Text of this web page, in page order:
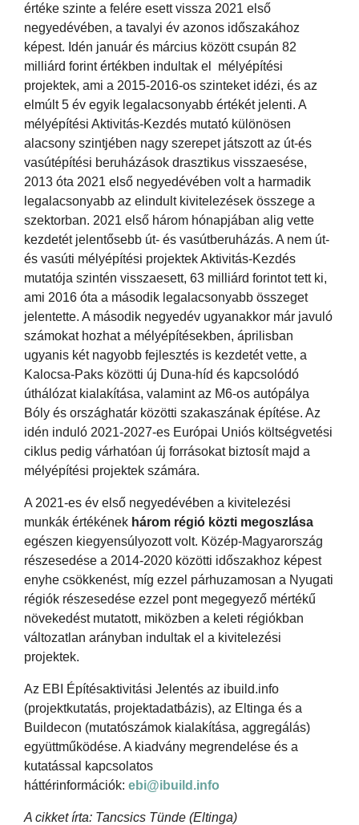
értéke szinte a felére esett vissza 2021 első
negyedévében, a tavalyi év azonos időszakához
képest. Idén január és március között csupán 82
milliárd forint értékben indultak el mélyépítési
projektek, ami a 2015-2016-os szinteket idézi, és az
elmúlt 5 év egyik legalacsonyabb értékét jelenti. A
mélyépítési Aktivitás-Kezdés mutató különösen
alacsony szintjében nagy szerepet játszott az út-és
vasútépítési beruházások drasztikus visszaesése,
2013 óta 2021 első negyedévében volt a harmadik
legalacsonyabb az elindult kivitelezések összege a
szektorban. 2021 első három hónapjában alig vette
kezdetét jelentősebb út- és vasútberuházás. A nem út-
és vasúti mélyépítési projektek Aktivitás-Kezdés
mutatója szintén visszaesett, 63 milliárd forintot tett ki,
ami 2016 óta a második legalacsonyabb összeget
jelentette. A második negyedév ugyanakkor már javuló
számokat hozhat a mélyépítésekben, áprilisban
ugyanis két nagyobb fejlesztés is kezdetét vette, a
Kalocsa-Paks közötti új Duna-híd és kapcsolódó
úthálózat kialakítása, valamint az M6-os autópálya
Bóly és országhatár közötti szakaszának építése. Az
idén induló 2021-2027-es Európai Uniós költségvetési
ciklus pedig várhatóan új forrásokat biztosít majd a
mélyépítési projektek számára.
A 2021-es év első negyedévében a kivitelezési
munkák értékének három régió közti megoszlása
egészen kiegyensúlyozott volt. Közép-Magyarország
részesedése a 2014-2020 közötti időszakhoz képest
enyhe csökkenést, míg ezzel párhuzamosan a Nyugati
régiók részesedése ezzel pont megegyező mértékű
növekedést mutatott, miközben a keleti régiókban
változatlan arányban indultak el a kivitelezési
projektek.
Az EBI Építésaktivitási Jelentés az ibuild.info
(projektkutatás, projektadatbázis), az Eltinga és a
Buildecon (mutatószámok kialakítása, aggregálás)
együttműködése. A kiadvány megrendelése és a
kutatással kapcsolatos
háttérinformációk: ebi@ibuild.info
A cikket írta: Tancsics Tünde (Eltinga)